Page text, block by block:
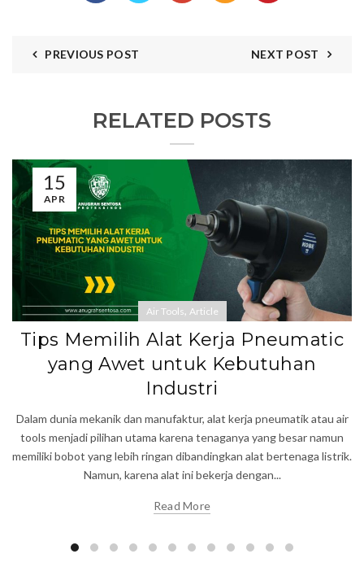
PREVIOUS POST NEXT POST
RELATED POSTS
15
APR
Air Tools, Article
Tips Memilih Alat Kerja Pneumatic
yang Awet untuk Kebutuhan
Industri
Dalam dunia mekanik dan manufaktur, alat kerja pneumatik atau air
tools menjadi pilihan utama karena tenaganya yang besar namun
memiliki bobot yang lebih ringan dibandingkan alat bertenaga listrik.
Namun, karena alat ini bekerja dengan...
Read More